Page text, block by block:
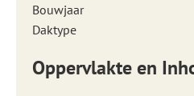
Bouwjaar
Daktype
Oppervlakte en